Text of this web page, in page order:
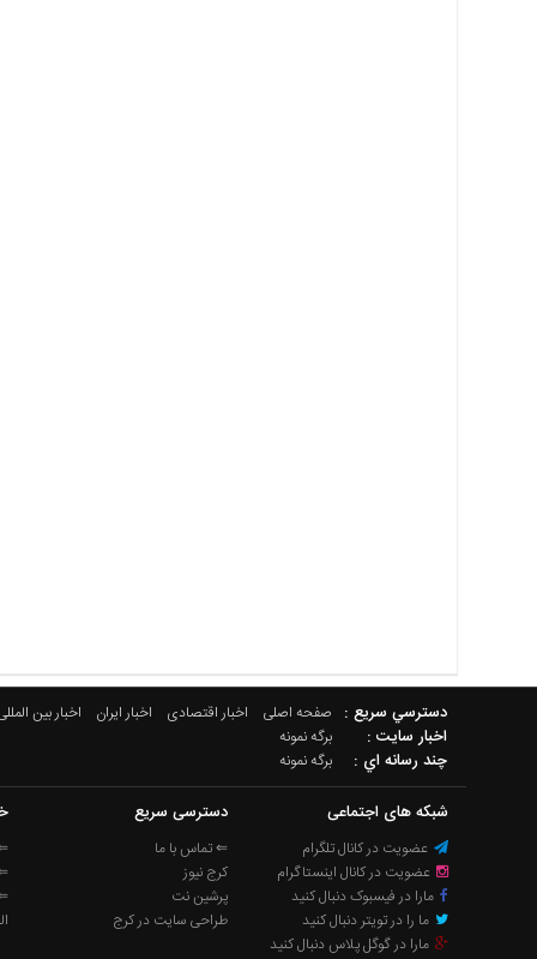
دسترسي سريع : صفحه اصلی اخبار اقتصادی اخبار ایران اخبار بین
اخبار سایت : برگه نمونه
چند رسانه اي : برگه نمونه
شبکه های اجتماعی
عضویت در کانال تلگرام
عضویت در کانال اینستاگرام
مارا در فیسبوک دنبال کنید
ما را در تویتر دنبال کنید
مارا در گوگل پلاس دنبال کنید
دسترسی سریع
⇐ تماس با ما
کرج نیوز
پرشین نت
طراحی سایت در کرج